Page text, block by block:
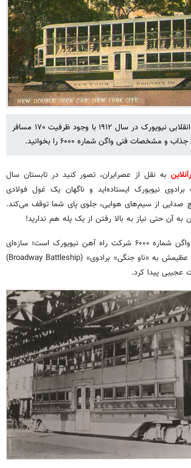
چرا تراموای دوطبقه و انقلابی نیویورک در سال ۱۹۱۲ با وجود ظرفیت ۱۷۰ مسافر
فنی واگن شماره ۶۰۰۰ را بخوانید.
به نقل از عصرایران، تصور کنید در تابستان سال
برادوی نیویورک ایستاده‌اید و ناگهان یک غول فولادی
صدایی از سیم‌های هوایی، جلوی پای شما توقف می‌کند.
به آن حتی نیاز به بالا رفتن از یک پله هم ندارید!
این توصیف، مربوط به واگن شماره ۶۰۰۰ شرکت راه آهن نیویورک است؛ سازه‌ای
انقلابی که به خاطر جثه عظیمش به «ناو جنگی» برادوی» (Broadway Battleship)
عجیبی پیدا کرد.